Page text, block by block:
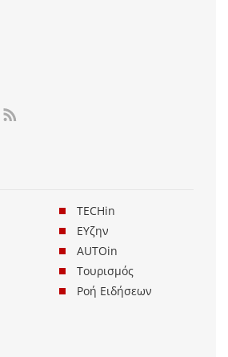
TECHin
ΕΥζην
AUTOin
Τουρισμός
Ροή Ειδήσεων